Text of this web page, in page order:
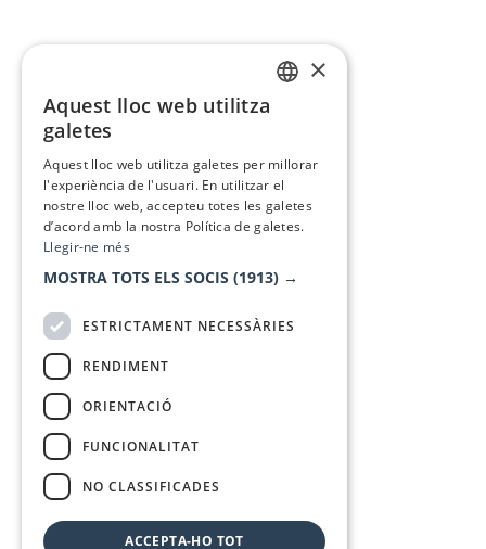
×
Aquest lloc web utilitza
galetes
Aquest lloc web utilitza galetes per millorar
l'experiència de l'usuari. En utilitzar el
nostre lloc web, accepteu totes les galetes
d’acord amb la nostra Política de galetes.
Llegir-ne més
MOSTRA TOTS ELS SOCIS (1913) →
ESTRICTAMENT NECESSÀRIES
RENDIMENT
ORIENTACIÓ
FUNCIONALITAT
NO CLASSIFICADES
ACCEPTA-HO TOT